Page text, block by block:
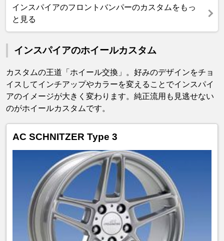
インスパイアのフロントバンパーのカスタムをもっ
と見る
インスパイアのホイールカスタム
カスタムの王道「ホイール交換」。好みのデザインをチョ
イスしてインチアップやカラーを変えることでインスパイ
アのイメージが大きく変わります。純正流用も見逃せない
のがホイールカスタムです。
AC SCHNITZER Type 3